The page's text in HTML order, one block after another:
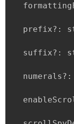
prefix?:
suffix?:
numerals?: